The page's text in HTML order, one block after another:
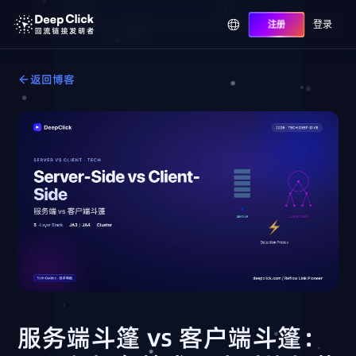
注册 登录
返回博客
服务端斗篷 vs 客户端斗篷：